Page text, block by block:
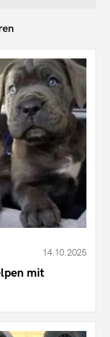
14.10.2025
mit